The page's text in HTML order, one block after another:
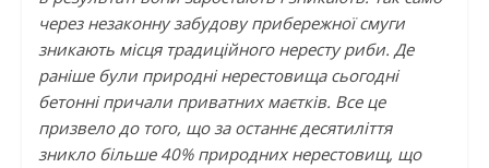
через незаконну забудову прибережної смуги
зникають місця традиційного нересту риби. Де
раніше були природні нерестовища сьогодні
бетонні причали приватних маєтків. Все це
призвело до того, що за останнє десятиліття
зникло більше 40% природних нерестовищ, що